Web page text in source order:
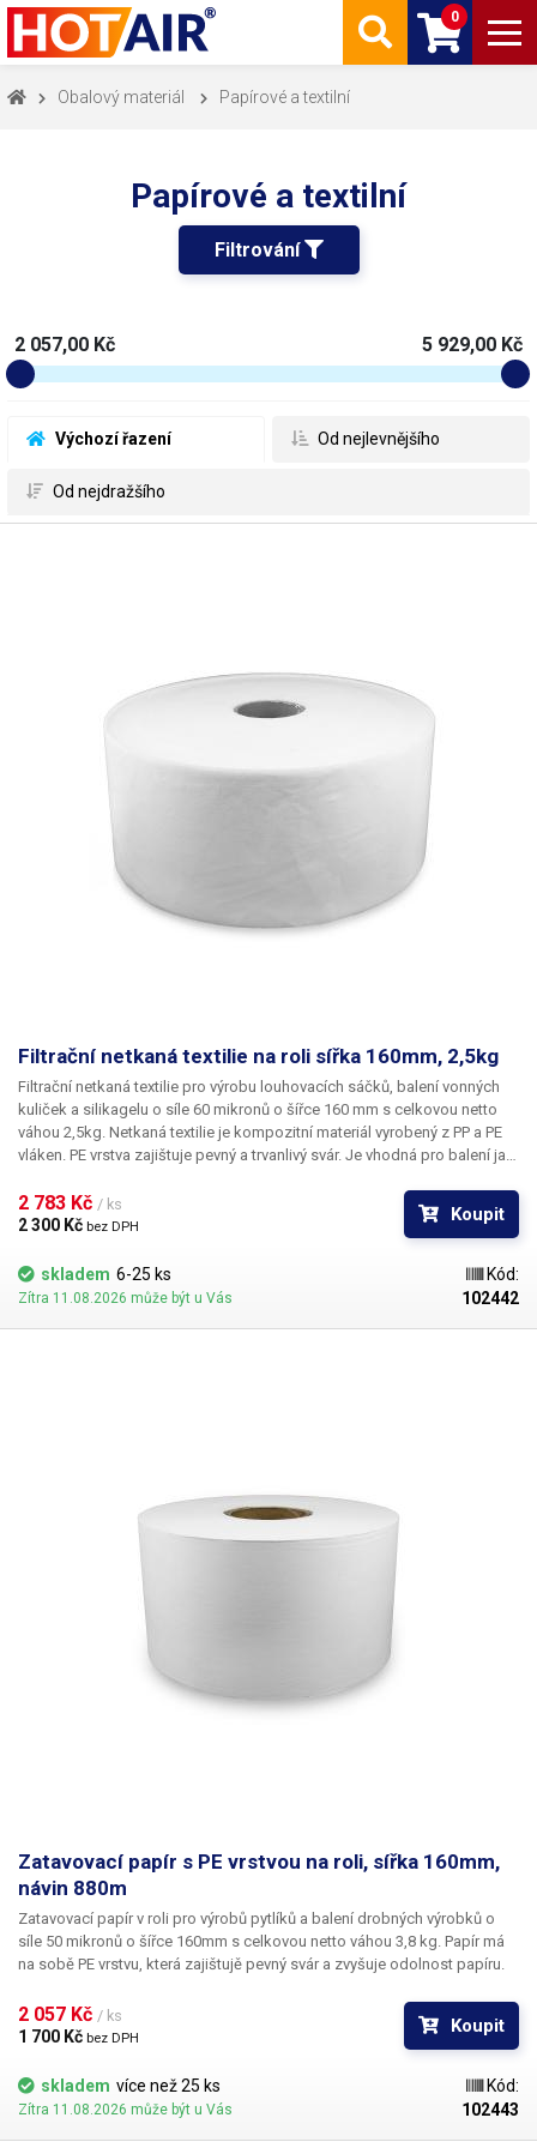
0
Obalový materiál Papírové a textilní
Papírové a textilní
Filtrování
Výchozí řazení Od nejlevnějšího
Od nejdražšího
2 057,00 Kč 5 929,00 Kč
Filtrační netkaná textilie na roli sířka 160mm, 2,5kg
Filtrační netkaná textilie pro výrobu louhovacích sáčků, balení vonných
kuliček a silikagelu o síle 60 mikronů o šířce 160 mm s celkovou netto
váhou 2,5kg. Netkaná textilie je kompozitní materiál vyrobený z PP a PE
vláken. PE vrstva zajištuje pevný a trvanlivý svár. Je vhodná pro balení jak
určeno pro balící stroj s dávkovačem sypkých směsí do 99g,
manuální balenípomocí pákové, klešťově nebo kontinuální svářečky.
120°Ca je vhodná na výrobu
louhovacích sáčku s čajem, kávových filtrů,
sáčku s bylinkami či kořením, výrobu vonných sáčku nebo vysoušecích
2 783 Kč / ks
2 300 Kč bez DPH
Koupit
skladem 6-25 ks
Zítra 11.08.2026 může být u Vás
Kód:
102442
Zatavovací papír s PE vrstvou na roli, sířka 160mm,
návin 880m
Zatavovací papír v roli pro výrobů pytlíků a balení drobných výrobků o
síle 50 mikronů o šířce 160mm s celkovou netto váhou 3,8 kg. Papír má
na sobě PE vrstvu, která zajištujě pevný svár a zvyšuje odolnost papíru.
obal samy vytvářejí - určeno pro balící stroj s dávkovačem sypkých
směsí do 99g, nebo pro manuální
balení pomocí pákové, kleštově nebo kontinuální svářečky.
2 057 Kč / ks
1 700 Kč bez DPH
Koupit
skladem více než 25 ks
Zítra 11.08.2026 může být u Vás
Kód:
102443